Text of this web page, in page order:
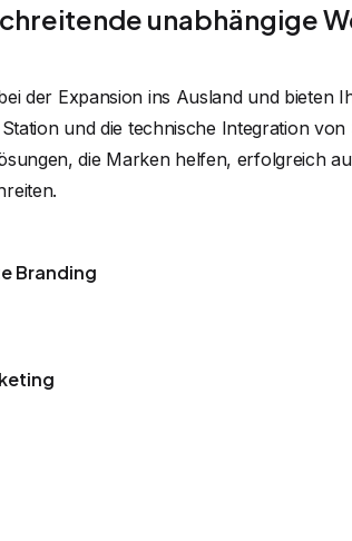
unabhängige
der Expansion ins Ausland und bieten
und die technische Integration von
die Marken helfen, erfolgreich
Branding